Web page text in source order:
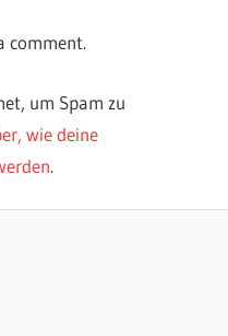
comment.
um Spam zu
wie deine
.